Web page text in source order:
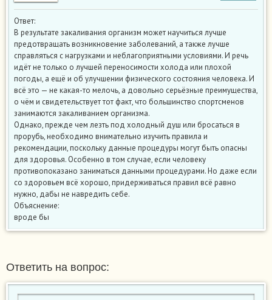
Ответ:
В результате закаливания организм может научиться лучше
предотвращать возникновение заболеваний, а также лучше
справляться с нагрузками и неблагоприятными условиями. И речь
идёт не только о лучшей переносимости холода или плохой
погоды, а ещё и об улучшении физического состояния человека. И
всё это — не какая-то мелочь, а довольно серьёзные преимущества,
о чём и свидетельствует тот факт, что большинство спортсменов
занимаются закаливанием организма.
Однако, прежде чем лезть под холодный душ или бросаться в
прорубь, необходимо внимательно изучить правила и
рекомендации, поскольку данные процедуры могут быть опасны
для здоровья. Особенно в том случае, если человеку
противопоказано заниматься данными процедурами. Но даже если
со здоровьем всё хорошо, придерживаться правил всё равно
нужно, дабы не навредить себе.
Объяснение:
вроде бы
Ответить на вопрос: